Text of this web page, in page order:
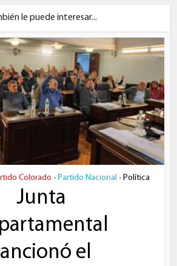
le puede interesar...
Colorado • Partido Nacional • Política
Junta
el